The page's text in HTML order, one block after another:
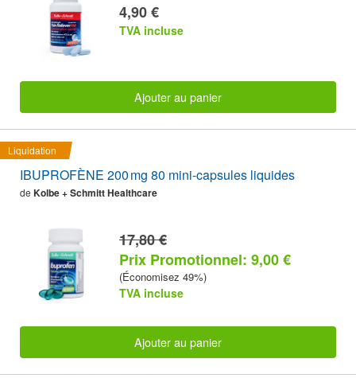
4,90 €
TVA incluse
Ajouter au panier
Liquidation
IBUPROFÈNE 200 mg 80 mini-capsules liquides
de Kolbe + Schmitt Healthcare
17,80 €
Prix Promotionnel: 9,00 €
(Économisez 49%)
TVA incluse
Ajouter au panier